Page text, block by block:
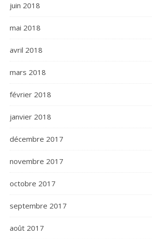
juin 2018
mai 2018
avril 2018
mars 2018
février 2018
janvier 2018
décembre 2017
novembre 2017
octobre 2017
septembre 2017
août 2017